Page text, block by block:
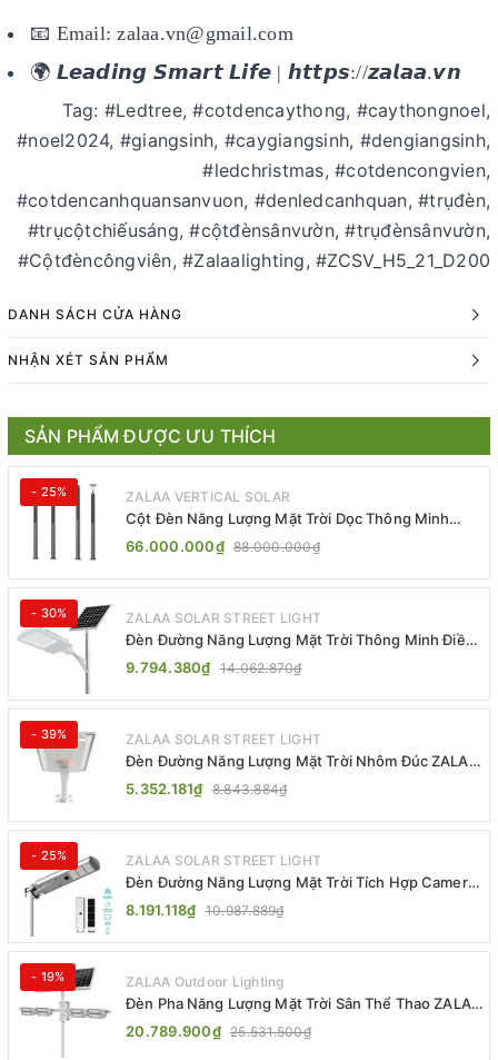
📧 Email: zalaa.vn@gmail.com
🌍 𝙇𝙚𝙖𝙙𝙞𝙣𝙜 𝙎𝙢𝙖𝙧𝙩 𝙇𝙞𝙛𝙚 | 𝙝𝙩𝙩𝙥𝙨://𝙯𝙖𝙡𝙖𝙖.𝙫𝙣
Tag: #Ledtree, #cotdencaythong, #caythongnoel,
#noel2024, #giangsinh, #caygiangsinh, #dengiangsinh,
#ledchristmas, #cotdencongvien,
#cotdencanhquansanvuon, #denledcanhquan, #trụđèn,
#trụcộtchiếusáng, #cộtđènsânvườn, #trụđènsânvườn,
#Cộtđèncôngviên, #Zalaalighting, #ZCSV_H5_21_D200
DANH SÁCH CỬA HÀNG
NHẬN XÉT SẢN PHẨM
SẢN PHẨM ĐƯỢC ƯU THÍCH
- 25% ZALAA VERTICAL SOLAR
Cột Đèn Năng Lượng Mặt Trời Dọc Thông Minh
ZSR-YYDS-360 | ZALAA Jsc
66.000.000₫ 88.000.000₫
- 30% ZALAA SOLAR STREET LIGHT
Đèn Đường Năng Lượng Mặt Trời Thông Minh Điều
Khiển MPPT ZL-GMX01 ZALAA
9.794.380₫ 14.062.870₫
- 39% ZALAA SOLAR STREET LIGHT
Đèn Đường Năng Lượng Mặt Trời Nhôm Đúc ZALAA
ZL-BWH Cao Cấp IP65
5.352.181₫ 8.843.884₫
- 25% ZALAA SOLAR STREET LIGHT
Đèn Đường Năng Lượng Mặt Trời Tích Hợp Camera
ZALAA ZL-BJ04-CCTV (80W, IP65)
8.191.118₫ 10.987.889₫
- 19% ZALAA Outdoor Lighting
Đèn Pha Năng Lượng Mặt Trời Sân Thể Thao ZALAA
Jsc Chống Nước IP65 Cao Cấp
20.789.900₫ 25.531.500₫